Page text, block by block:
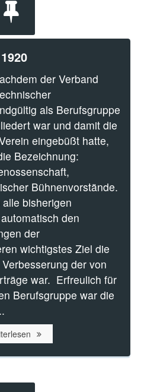
1920
der Verband
als Berufsgruppe
war und damit die
eingebüßt hatte,
Bezeichnung:
Bühnenvorstände.
bisherigen
den
der
wichtigstes Ziel die
der von
war. Erfreulich für
Berufsgruppe war die